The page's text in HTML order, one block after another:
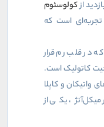
ازکولوسئوم
است که
در قلب رم قرار
کاتولیک است.
واتیکان و کاپلا
یکی از